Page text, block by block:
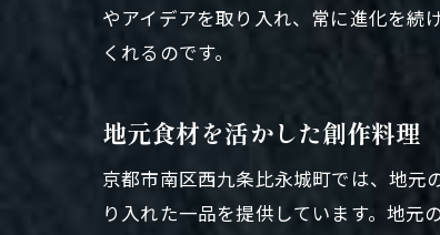
やアイデアを取り入れ、常に進化を続
くれるのです。
地元食材を活かした創作料理
京都市南区西九条比永城町では、地元
り入れた一品を提供しています。地